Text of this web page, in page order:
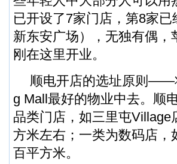
已开设了7家门店，第8家
新东安广场），无独有偶
刚在这里开业。
顺电开店的选址原则——
g Mall最好的物业中去。顺
品类门店，如三里屯
方米左右；一类为数码店
百平方米。